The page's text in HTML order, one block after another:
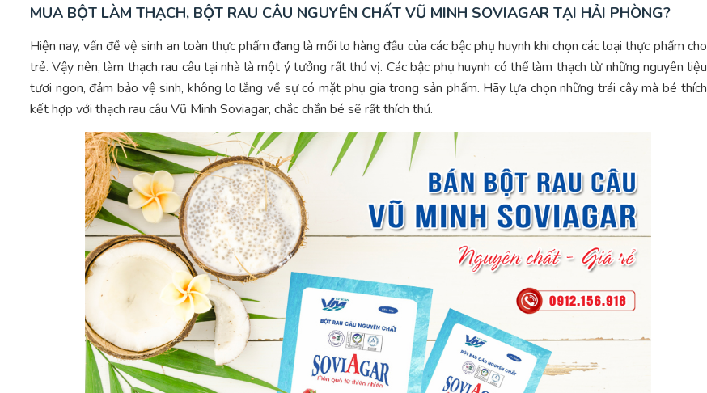
MUA BỘT LÀM THẠCH, BỘT RAU CÂU NGUYÊN CHẤT VŨ MINH SOVIAGAR TẠI HẢI PHÒNG?
Hiện nay, vấn đề vệ sinh an toàn thực phẩm đang là mối lo hàng đầu của các bậc phụ huynh khi chọn các loại thực phẩm cho
trẻ. Vậy nên, làm thạch rau câu tại nhà là một ý tưởng rất thú vị. Các bậc phụ huynh có thể làm thạch từ những nguyên liệu
tươi ngon, đảm bảo vệ sinh, không lo lắng về sự có mặt phụ gia trong sản phẩm. Hãy lựa chọn những trái cây mà bé thích
kết hợp với thạch rau câu Vũ Minh Soviagar, chắc chắn bé sẽ rất thích thú.